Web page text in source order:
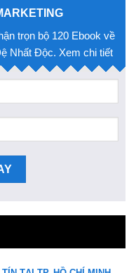
trọn bộ 120 Ebook về
Nhất Độc. Xem chi tiết